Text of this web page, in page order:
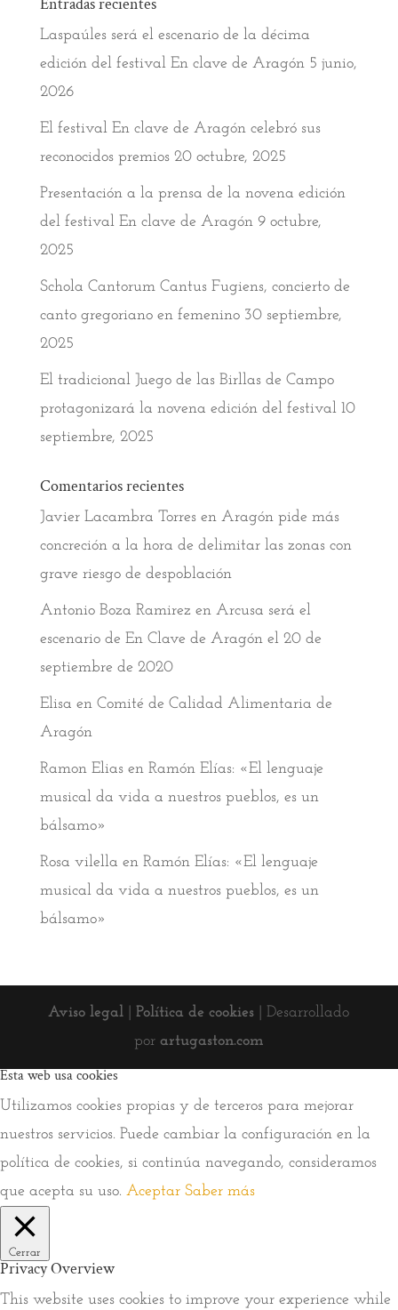
Entradas recientes
Laspaúles será el escenario de la décima
edición del festival En clave de Aragón 5 junio,
2026
El festival En clave de Aragón celebró sus
reconocidos premios 20 octubre, 2025
Presentación a la prensa de la novena edición
del festival En clave de Aragón 9 octubre,
2025
Schola Cantorum Cantus Fugiens, concierto de
canto gregoriano en femenino 30 septiembre,
2025
El tradicional Juego de las Birllas de Campo
protagonizará la novena edición del festival 10
septiembre, 2025
Comentarios recientes
Javier Lacambra Torresen Aragón pide más
concreción a la hora de delimitar las zonas con
grave riesgo de despoblación
Antonio Boza Ramirez en Arcusa será el
escenario de En Clave de Aragón el 20 de
septiembre de 2020
Elisa en Comité de Calidad Alimentaria de
Aragón
Ramon Eliasen Ramón Elías: «El lenguaje
musical da vida a nuestros pueblos, es un
bálsamo»
Rosa vilella en Ramón Elías: «El lenguaje
musical da vida a nuestros pueblos, es un
bálsamo»
Aviso legal |Política de cookies | Desarrollado
por artugaston.com
Esta web usa cookies
Utilizamos cookies propias y de terceros para mejorar
nuestros servicios. Puede cambiar la configuración en la
política de cookies, si continúa navegando, consideramos
que acepta su uso. Aceptar Saber más
Cerrar
Privacy Overview
This website uses cookies to improve your experience while